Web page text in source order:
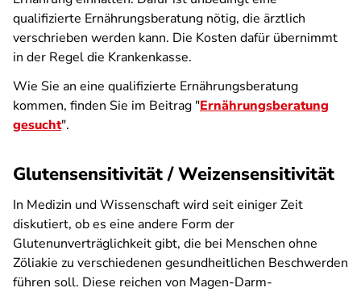
qualifizierte Ernährungsberatung nötig, die ärztlich
verschrieben werden kann. Die Kosten dafür übernimmt
in der Regel die Krankenkasse.
Wie Sie an eine qualifizierte Ernährungsberatung
kommen, finden Sie im Beitrag "Ernährungsberatung
gesucht".
Glutensensitivität / Weizensensitivität
In Medizin und Wissenschaft wird seit einiger Zeit
diskutiert, ob es eine andere Form der
Glutenunverträglichkeit gibt, die bei Menschen ohne
Zöliakie zu verschiedenen gesundheitlichen Beschwerden
führen soll. Diese reichen von Magen-Darm-